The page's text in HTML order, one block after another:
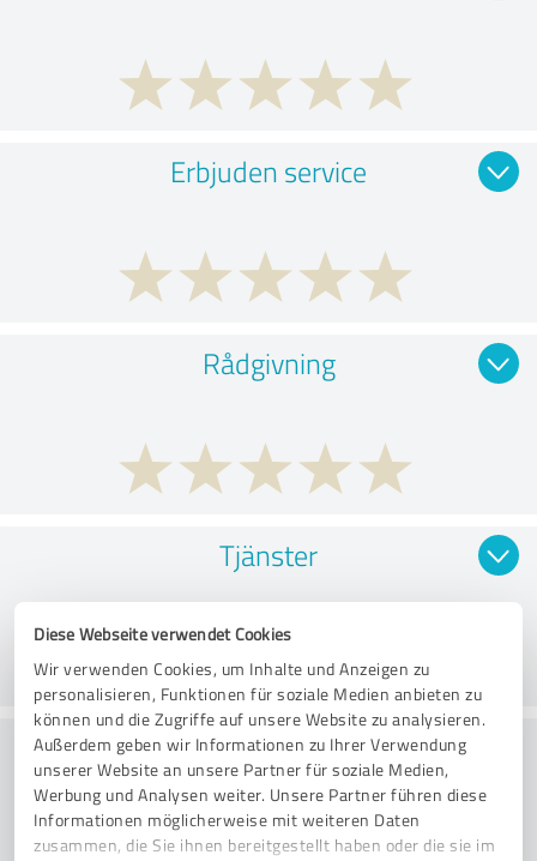
Diese Webseite verwendet Cookies
Wir verwenden Cookies, um Inhalte und Anzeigen zu
personalisieren, Funktionen für soziale Medien anbieten zu
können und die Zugriffe auf unsere Website zu analysieren.
Außerdem geben wir Informationen zu Ihrer Verwendung
unserer Website an unsere Partner für soziale Medien,
Werbung und Analysen weiter. Unsere Partner führen diese
Informationen möglicherweise mit weiteren Daten
zusammen, die Sie ihnen bereitgestellt haben oder die sie im
Erbjuden service
Rådgivning
Tjänster
Bearbetning